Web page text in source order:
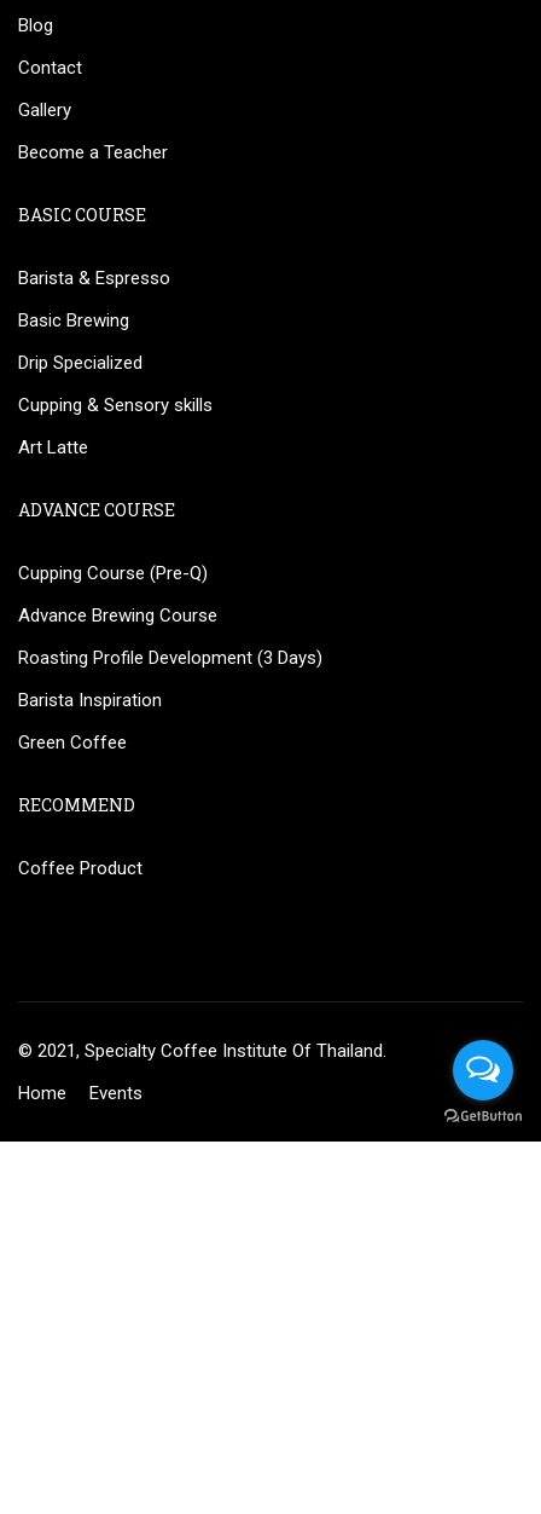
Blog
Contact
Gallery
Become a Teacher
BASIC COURSE
Barista & Espresso
Basic Brewing
Drip Specialized
Cupping & Sensory skills
Art Latte
ADVANCE COURSE
Cupping Course (Pre-Q)
Advance Brewing Course
Roasting Profile Development (3 Days)
Barista Inspiration
Green Coffee
RECOMMEND
Coffee Product
© 2021, Specialty Coffee Institute Of Thailand.
Home
Events